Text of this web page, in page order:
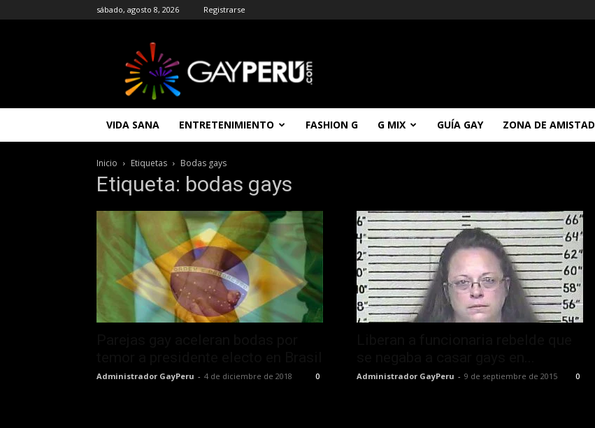
sábado, agosto 8, 2026 Registrarse
|
Entretenimiento
Noticias
Chat
Gay
Gratis
VIDA SANA ENTRETENIMIENTO FASHION G G MIX GUÍA GAY ZONA DE AMISTAD
Inicio Etiquetas Bodas gays
Etiqueta: bodas gays
Administrador GayPeru - 4 de diciembre de 2018 0 Administrador GayPeru - 9 de septiembre de 2015 0